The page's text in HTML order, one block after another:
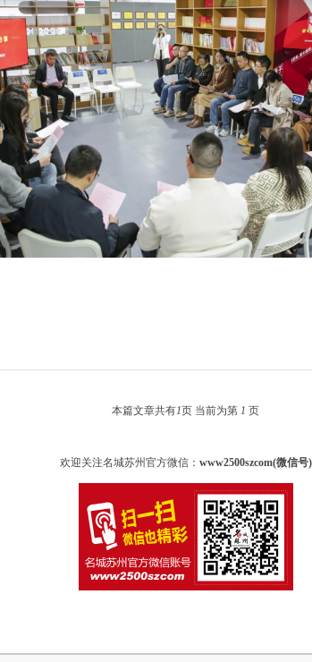
本篇文章共有1页 当前为第 1 页
欢迎关注名城苏州官方微信： www2500szcom(微信号)